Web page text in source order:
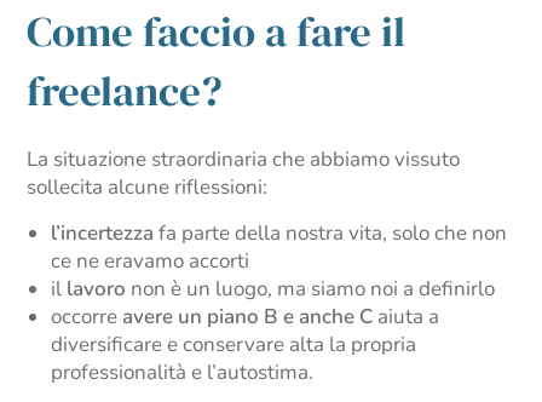
Come faccio a fare il
freelance?
La situazione straordinaria che abbiamo vissuto
sollecita alcune riflessioni:
l’incertezzafa parte della nostra vita, solo che non
ce ne eravamo accorti
il lavoro non è un luogo, ma siamo noi a definirlo
occorre avere un piano B e anche C aiuta a
diversificare e conservare alta la propria
professionalità e l’autostima.